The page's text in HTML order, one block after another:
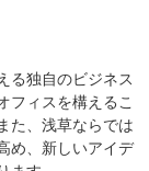
る独自のビジネス
フィスを構えるこ
た、浅草ならでは
め、新しいアイデ